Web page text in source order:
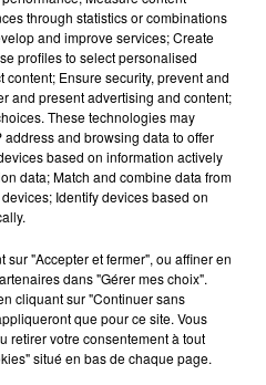
AU CENTER
AVEC
through statistics or combinations
and improve services; Create
profiles to select personalised
Ensure security, prevent and
and present advertising and content;
These technologies may
and browsing data to offer
based on information actively
data; Match and combine data from
Identify devices based on
"Accepter et fermer", ou affiner en
dans "Gérer mes choix".
cliquant sur "Continuer sans
que pour ce site. Vous
retirer votre consentement à tout
situé en bas de chaque page.